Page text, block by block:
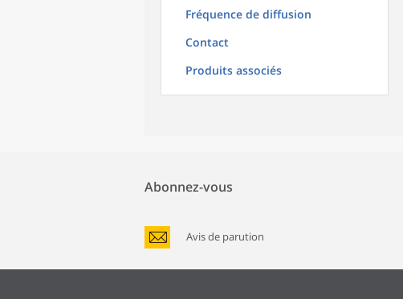
Fréquence de diffusion
Contact
Produits associés
Abonnez-vous
Avis de parution